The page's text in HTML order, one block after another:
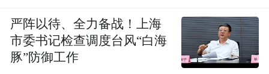
严阵以待、全力备战！上海
市委书记检查调度台风“白海
豚”防御工作